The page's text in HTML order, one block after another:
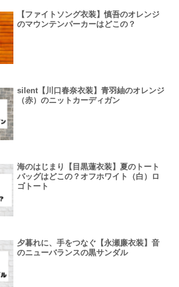
【ファイトソング衣装】慎吾のオレンジ
のマウンテンパーカーはどこの？
silent【川口春奈衣装】青羽紬のオレンジ
（赤）のニットカーディガン
海のはじまり【目黒蓮衣装】夏のトート
バッグはどこの？オフホワイト（白）ロ
ゴトート
夕暮れに、手をつなぐ【永瀬廉衣装】音
のニューバランスの黒サンダル